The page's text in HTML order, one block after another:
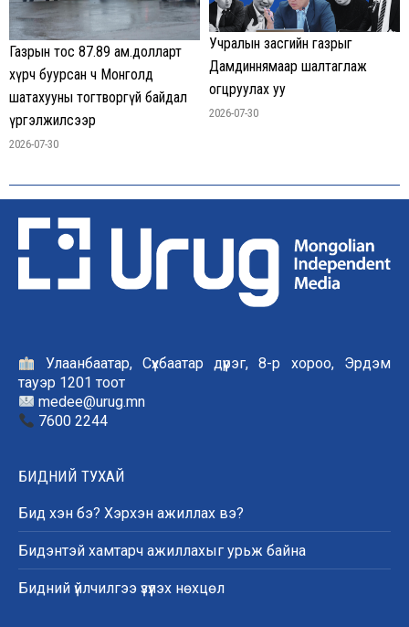
Газрын тос 87.89 ам.долларт
хүрч буурсан ч Монголд
шатахууны тогтворгүй байдал
үргэлжилсээр
2026-07-30
Учралын засгийн газрыг
Дамдиннямаар шалтаглаж
огцруулах уу
2026-07-30
Улаанбаатар, Сүхбаатар дүүрэг, 8-р хороо, Эрдэм
тауэр 1201 тоот
medee@urug.mn
7600 2244
БИДНИЙ ТУХАЙ
Бид хэн бэ? Хэрхэн ажиллах вэ?
Бидэнтэй хамтарч ажиллахыг урьж байна
Бидний үйлчилгээ үзүүлэх нөхцөл